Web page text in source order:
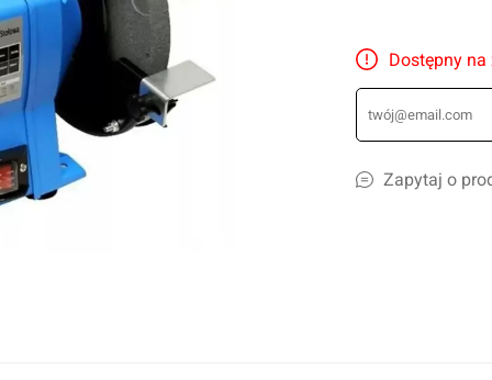
ciężarowych
rolniczych
i płynów
Ścierki, gąbki, akcesoria
Szampony i preparaty do mycia
Dostępny
Zapytaj o